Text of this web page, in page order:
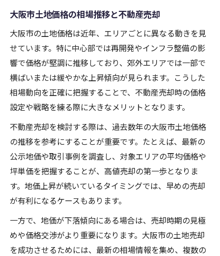
大阪市土地価格の相場推移と不動産売却
大阪市の土地価格は近年、エリアごとに異なる動きを見
せています。特に中心部では再開発やインフラ整備の影
響で価格が堅調に推移しており、郊外エリアでは一部で
横ばいまたは緩やかな上昇傾向が見られます。こうした
相場動向を正確に把握することで、不動産売却時の価格
設定や戦略を練る際に大きなメリットとなります。
不動産売却を検討する際は、過去数年の大阪市土地価格
の推移を参考にすることが重要です。たとえば、最新の
公示地価や取引事例を調査し、対象エリアの平均価格や
坪単価を把握することが、高値売却の第一歩となりま
す。地価上昇が続いているタイミングでは、早めの売却
が有利になるケースもあります。
一方で、地価が下落傾向にある場合は、売却時期の見極
めや価格交渉がより重要になります。大阪市の土地売却
を成功させるためには、最新の相場情報を集め、複数の